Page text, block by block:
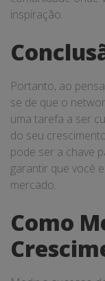
inspiração.
Portanto, ao
se de que o
uma tarefa a ser
do seu
pode ser a chave
garantir que você
mercado.
Como